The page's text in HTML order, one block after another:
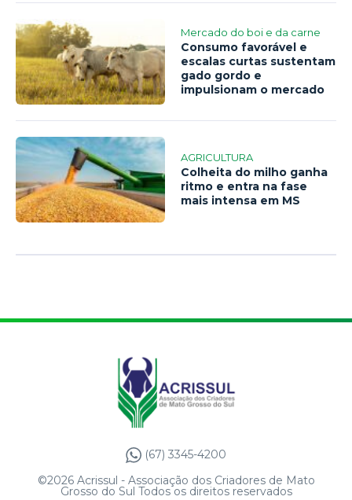
Mercado do boi e da carne
Consumo favorável e
escalas curtas sustentam
gado gordo e
impulsionam o mercado
AGRICULTURA
Colheita do milho ganha
ritmo e entra na fase
mais intensa em MS
(67) 3345-4200
©2026 Acrissul - Associação dos Criadores de Mato
Grosso do Sul Todos os direitos reservados